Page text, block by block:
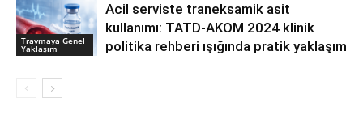
Travmaya Genel
Yaklaşım
Acil serviste traneksamik asit
kullanımı: TATD-AKOM 2024 klinik
politika rehberi ışığında pratik yaklaşım